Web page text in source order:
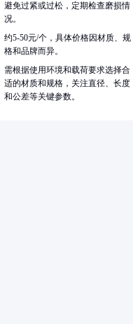
避免过紧或过松，定期检查磨损情
况。
约5-50元/个，具体价格因材质、规
格和品牌而异。
需根据使用环境和载荷要求选择合
适的材质和规格，关注直径、长度
和公差等关键参数。